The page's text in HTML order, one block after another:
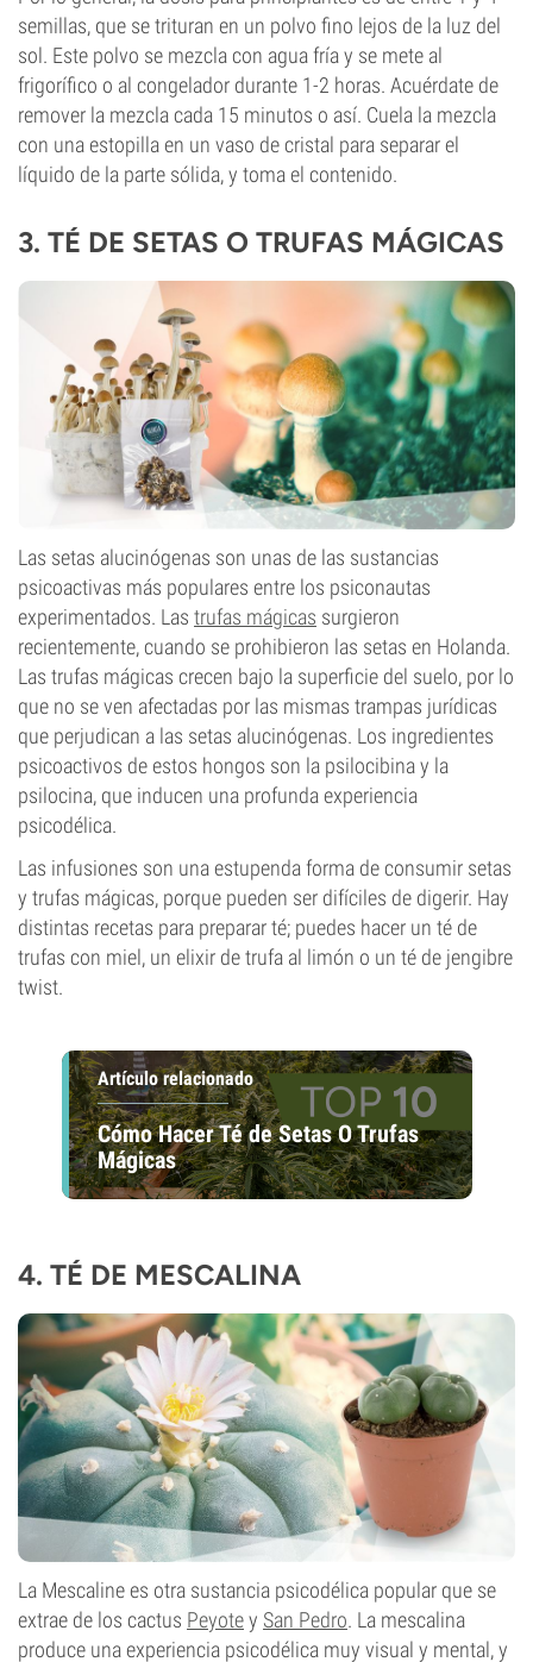
semillas, que se trituran en un polvo fino lejos de la luz del
sol. Este polvo se mezcla con agua fría y se mete al
frigorífico o al congelador durante 1-2 horas. Acuérdate de
remover la mezcla cada 15 minutos o así. Cuela la mezcla
con una estopilla en un vaso de cristal para separar el
líquido de la parte sólida, y toma el contenido.
3. TÉ DE SETAS O TRUFAS MÁGICAS
Las setas alucinógenas son unas de las sustancias
psicoactivas más populares entre los psiconautas
experimentados. Las trufas mágicas surgieron
recientemente, cuando se prohibieron las setas en Holanda.
Las trufas mágicas crecen bajo la superficie del suelo, por lo
que no se ven afectadas por las mismas trampas jurídicas
que perjudican a las setas alucinógenas. Los ingredientes
psicoactivos de estos hongos son la psilocibina y la
psilocina, que inducen una profunda experiencia
psicodélica.
Las infusiones son una estupenda forma de consumir setas
y trufas mágicas, porque pueden ser difíciles de digerir. Hay
distintas recetas para preparar té; puedes hacer un té de
trufas con miel, un elixir de trufa al limón o un té de jengibre
twist.
Artículo relacionado
Cómo Hacer Té de Setas O Trufas
Mágicas
4. TÉ DE MESCALINA
La Mescaline es otra sustancia psicodélica popular que se
extrae de los cactus Peyotey San Pedro. La mescalina
produce una experiencia psicodélica muy visual y mental, y